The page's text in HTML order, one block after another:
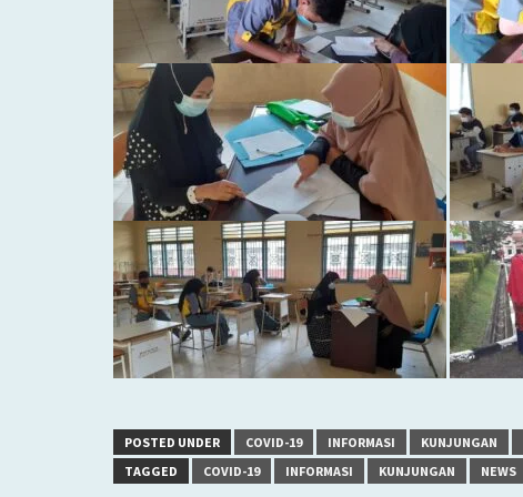
POSTED UNDER COVID-19 INFORMASI KUNJUNGAN
TAGGED
COVID-19 INFORMASI KUNJUNGAN NEWS